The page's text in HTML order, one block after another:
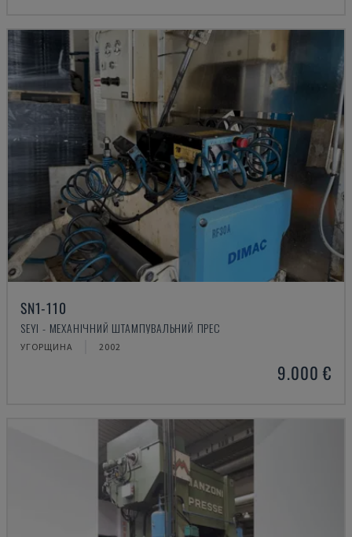
SN1-110
SEYI - МЕХАНІЧНИЙ ШТАМПУВАЛЬНИЙ ПРЕС
УГОРЩИНА 2002
9.000 €